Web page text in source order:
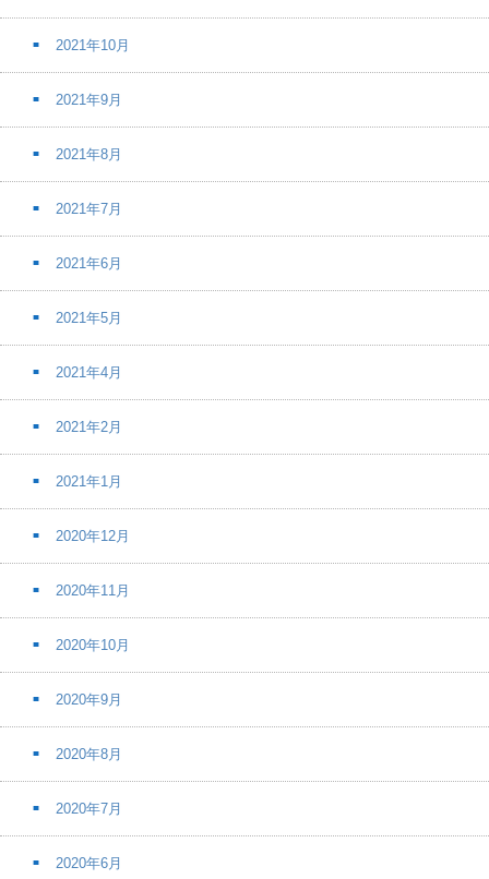
2021年10月
2021年9月
2021年8月
2021年7月
2021年6月
2021年5月
2021年4月
2021年2月
2021年1月
2020年12月
2020年11月
2020年10月
2020年9月
2020年8月
2020年7月
2020年6月